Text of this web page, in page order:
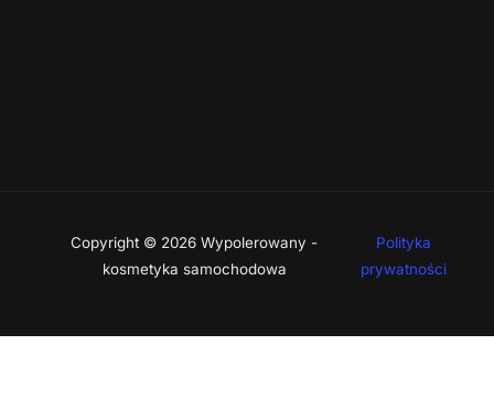
Copyright © 2026 Wypolerowany -
kosmetyka samochodowa
Polityka
prywatności